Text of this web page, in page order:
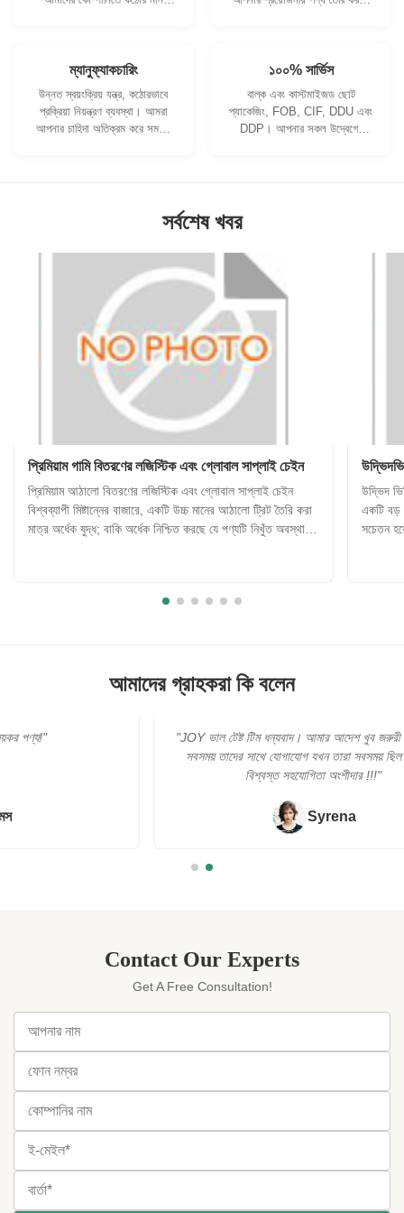
ম্যানুফ্যাকচারিং
উন্নত স্বয়ংক্রিয় যন্ত্র, কঠোরভাবে
প্রক্রিয়া নিয়ন্ত্রণ ব্যবস্থা। আমরা
আপনার চাহিদা অতিক্রম করে সমস্ত
১০০% সার্ভিস
বাল্ক এবং কাস্টমাইজড ছোট
প্যাকেজিং, FOB, CIF, DDU এবং
DDP। আপনার সকল উদ্বেগের
সর্বশেষ খবর
প্রিমিয়াম গামি বিতরণের লজিস্টিক এবং গ্লোবাল সাপ্লাই চেইন
প্রিমিয়াম আঠালো বিতরণের লজিস্টিক এবং গ্লোবাল সাপ্লাই চেইন
বিশ্বব্যাপী মিষ্টান্নের বাজারে, একটি উচ্চ মানের আঠালো ট্রিট তৈরি করা
মাত্র অর্ধেক যুদ্ধ; বাকি অর্ধেক নিশ্চিত করছে যে পণ্যটি নিখুঁত অবস্থায়
উদ্ভিদ
একটি বড়
সচেতন
আমাদের গ্রাহকরা কি বলেন
"JOY ভাল টেষ্ট টিম ধন্যবাদ। আমার আদেশ খুব জরুরী। এবং আমি
সবসময় তাদের সাথে যোগাযোগ যখন তারা সবসময় ছিল। সত্যিই
বিশ্বস্ত সহযোগিতা অংশীদার !!!"
Syrena
Contact Our Experts
Get A Free Consultation!